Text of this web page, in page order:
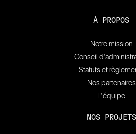
À PROPOS
Notre mission
Conseil
Statuts et
Nos partenaires
L’équipe
NOS PROJETS